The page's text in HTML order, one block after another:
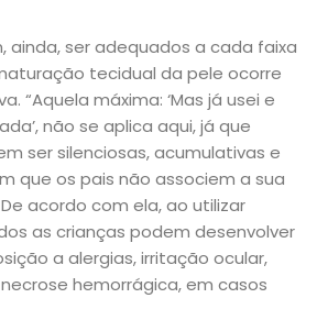
ainda, ser adequados a cada faixa
tecidual da pele ocorre
“Aquela máxima: ‘Mas já usei e
não se aplica aqui, já que
ser silenciosas, acumulativas e
que os pais não associem a sua
acordo com ela, ao utilizar
as crianças podem desenvolver
a alergias, irritação ocular,
hemorrágica, em casos